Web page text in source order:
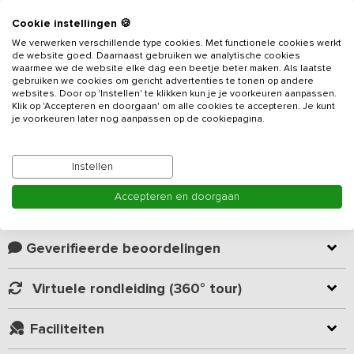
14 sfeervolle slaapkamers met eigen badkamer
Grote leefruimte met lange eettafels voor de hele groep
Eigen private bar met biljart, open haard en gezellige zitplekken
Ruime tuin met hottub, speelveld, jeu de boulesbaan en volop
buitenmogelijkheden
Multifunctionele ruimte voor yoga, vergaderingen, workshops en
Via een statige oprijlaan kom je aan bij dit schitterende luxe
vakantieadresin Twentse stijl, gelegen op een nostalgisch
Twents erf midden in het karakteristieke coulisselandschap bij
beschikbaar zijn voor jouw groep. De groepsaccommodatie is
geschikt voor14 tot 30 personen en beschikt over 14
sfeervolle slaapkamers, ieder met een eigen luxe badkamer.
ontspanning. De hottub is -tegen meerprijs- op een later moment
via de verhuurder bij te boeken. Dankzij de ruime opzet is het
Lees meer
Kamer indeling
Geverifieerde beoordelingen
Virtuele rondleiding (360° tour)
Faciliteiten
Cookie instellingen 🍪
We verwerken verschillende type cookies. Met functionele cookies werkt
de website goed. Daarnaast gebruiken we analytische cookies
waarmee we de website elke dag een beetje beter maken. Als laatste
gebruiken we cookies om gericht advertenties te tonen op andere
websites. Door op 'Instellen' te klikken kun je je voorkeuren aanpassen.
Klik op 'Accepteren en doorgaan' om alle cookies te accepteren. Je kunt
je voorkeuren later nog aanpassen op de cookiepagina.
Instellen
Accepteren en doorgaan